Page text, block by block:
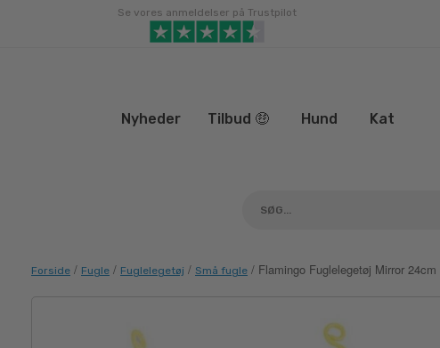
Se vores anmeldelser på Trustpilot
Nyheder Tilbud 🤑 Hund Kat
Forside / Fugle / Fuglelegetøj / Små fugle / Flamingo Fuglelegetøj Mirror 24cm